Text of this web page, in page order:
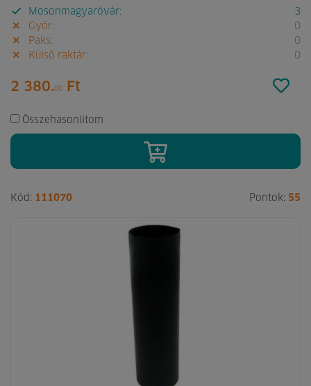
Mosonmagyaróvár:
3
Győr:
0
Paks:
0
Külső raktár:
0
2 380.00 Ft
Összehasonlítom
Kód: 111070 Pontok: 55